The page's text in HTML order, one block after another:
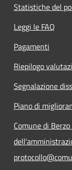
Statistiche del
Leggi le FAQ
Pagamenti
Riepilogo
Segnalazione
Piano di
Comune di